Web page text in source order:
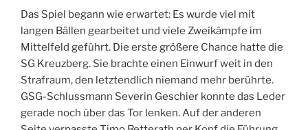
Das Spiel begann wie erwartet: Es wurde viel mit
langen Bällen gearbeitet und viele Zweikämpfe im
Mittelfeld geführt. Die erste größere Chance hatte die
SG Kreuzberg. Sie brachte einen Einwurf weit in den
Strafraum, den letztendlich niemand mehr berührte.
GSG-Schlussmann Severin Geschier konnte das Leder
gerade noch über das Tor lenken. Auf der anderen